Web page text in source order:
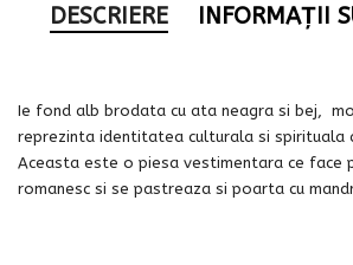
DESCRIERE INFORMAȚII
Ie fond alb brodata cu ata neagra si bej,
reprezinta identitatea culturala si spirituala
Aceasta este o piesa vestimentara ce face
romanesc si se pastreaza si poarta cu